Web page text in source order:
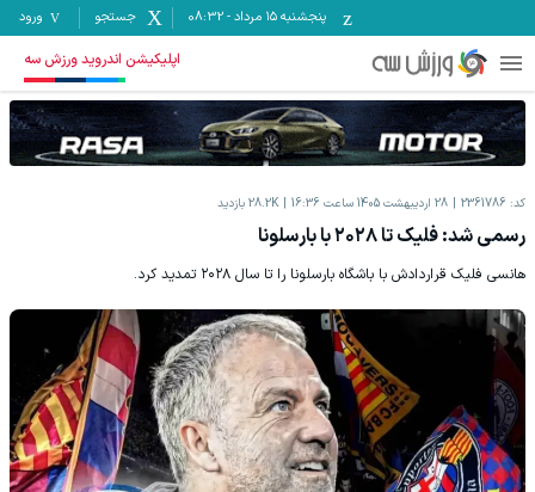
پنجشنبه ۱۵ مرداد -
08:32 جستجو ورود
اپلیکیشن اندروید ورزش سه
کد: 2361786 28 اردیبهشت 1405 ساعت 16:36 28.2K بازدید
رسمی شد: فلیک تا ۲۰۲۸ با بارسلونا
هانسی فلیک قراردادش با باشگاه بارسلونا را تا سال ۲۰۲۸ تمدید کرد.